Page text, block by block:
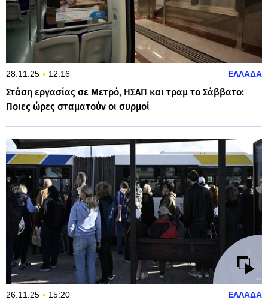
28.11.25 12:16 ΕΛΛΑΔΑ
Στάση εργασίας σε Μετρό, ΗΣΑΠ και τραμ το Σάββατο:
Ποιες ώρες σταματούν οι συρμοί
26.11.25 15:20 ΕΛΛΑΔΑ